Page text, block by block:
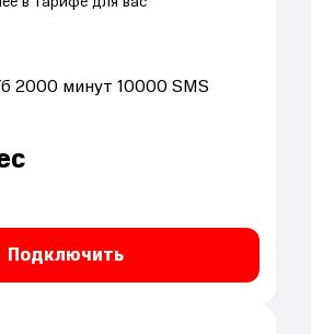
2000 минут 10000SMS
Подключить